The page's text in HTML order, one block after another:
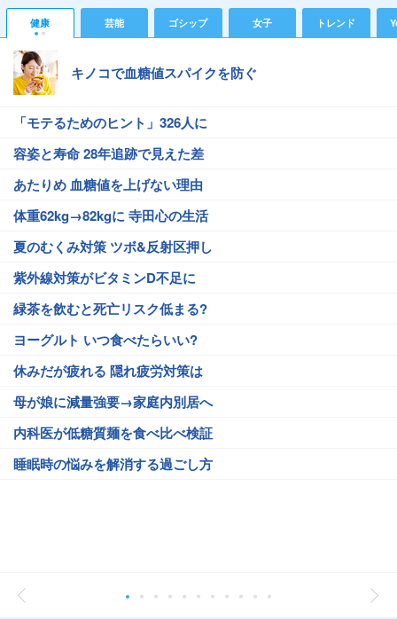
健康 芸能 ゴシップ 女子 トレンド
キノコで血糖値スパイクを防ぐ
「モテるためのヒント」326人に
容姿と寿命 28年追跡で見えた差
あたりめ 血糖値を上げない理由
体重62kg→82kgに 寺田心の生活
夏のむくみ対策 ツボ&反射区押し
紫外線対策がビタミンD不足に
緑茶を飲むと死亡リスク低まる?
ヨーグルト いつ食べたらいい?
休みだが疲れる 隠れ疲労対策は
母が娘に減量強要→家庭内別居へ
内科医が低糖質麺を食べ比べ検証
睡眠時の悩みを解消する過ごし方